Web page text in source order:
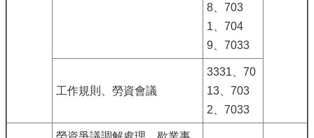
8、703
1、704
9、7033
工作規則、勞資會議
3331、70
13、703
2、7033